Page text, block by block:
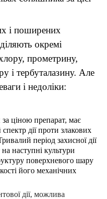
і поширених
окремі
прометрину,
і тербуталазину. Але
і недоліки:
ціною препарат, має
дії проти злакових
період захисної дії
наступні культури
поверхневого шару
його механічних
дії, можлива